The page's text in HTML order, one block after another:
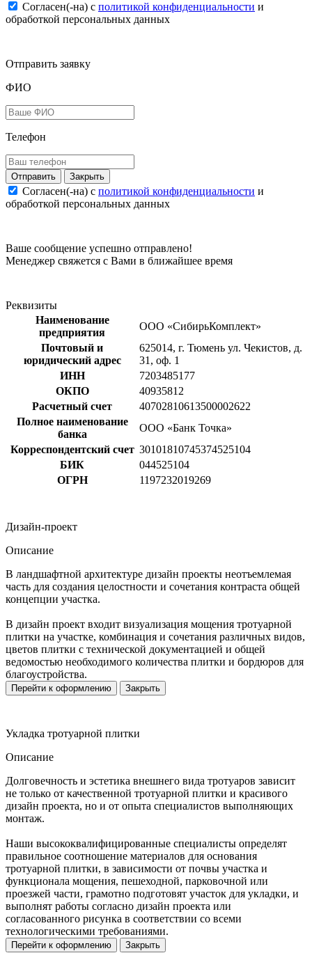
Согласен(-на) c политикой конфиденциальности и
обработкой персональных данных
Отправить заявку
ФИО
Телефон
Закрыть
Согласен(-на) c политикой конфиденциальности и
обработкой персональных данных
Ваше сообщение успешно отправлено!
Менеджер свяжется с Вами в ближайшее время
Реквизиты
Наименование
предприятия
ООО «СибирьКомплект»
Почтовый и
юридический адрес
625014, г. Тюмень ул. Чекистов, д.
31, оф. 1
ИНН
7203485177
ОКПО
40935812
Расчетный счет
40702810613500002622
Полное наименование
банка
ООО «Банк Точка»
Корреспондентский счет 30101810745374525104
БИК
044525104
ОГРН
1197232019269
Дизайн-проект
Описание
В ландшафтной архитектуре дизайн проекты неотъемлемая
часть для создания целостности и сочетания контраста общей
концепции участка.
В дизайн проект входит визуализация мощения тротуарной
плитки на участке, комбинация и сочетания различных видов,
цветов плитки с технической документацией и общей
ведомостью необходимого количества плитки и бордюров для
благоустройства.
Перейти к оформлению Закрыть
Укладка тротуарной плитки
Описание
Долговечность и эстетика внешнего вида тротуаров зависит
не только от качественной тротуарной плитки и красивого
дизайн проекта, но и от опыта специалистов выполняющих
монтаж.
Наши высококвалифицированные специалисты определят
правильное соотношение материалов для основания
тротуарной плитки, в зависимости от почвы участка и
функционала мощения, пешеходной, парковочной или
проезжей части, грамотно подготовят участок для укладки, и
выполнят работы согласно дизайн проекта или
согласованного рисунка в соответствии со всеми
технологическими требованиями.
Перейти к оформлению Закрыть